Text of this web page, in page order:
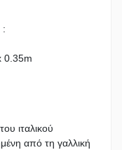
:
0.35m
ιταλικού
από τη γαλλική